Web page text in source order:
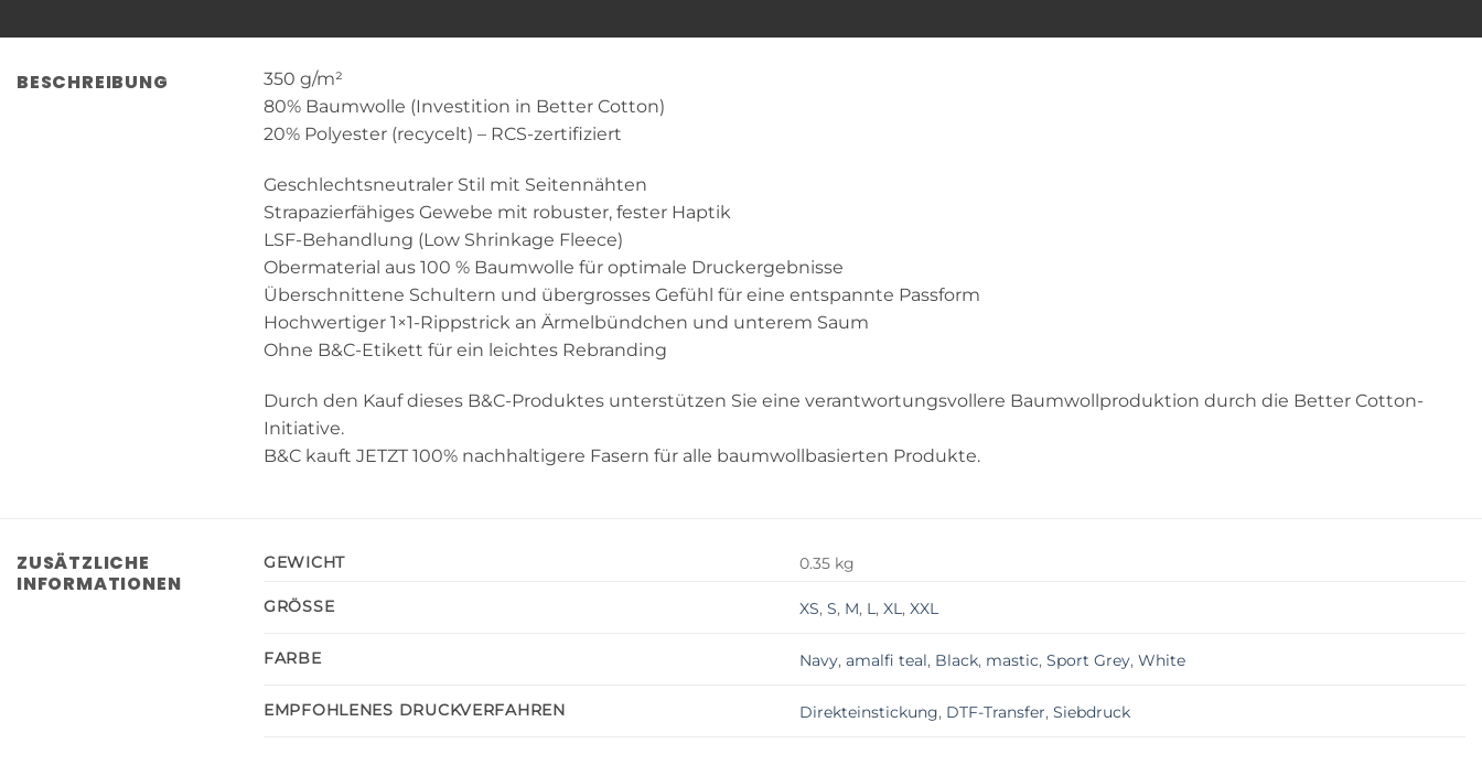
BESCHREIBUNG
350 g/m²
80% Baumwolle (Investition in Better Cotton)
20% Polyester (recycelt) – RCS-zertifiziert
Geschlechtsneutraler Stil mit Seitennähten
Strapazierfähiges Gewebe mit robuster, fester Haptik
LSF-Behandlung (Low Shrinkage Fleece)
Obermaterial aus 100 % Baumwolle für optimale Druckergebnisse
Überschnittene Schultern und übergrosses Gefühl für eine entspannte Passform
Hochwertiger 1×1-Rippstrick an Ärmelbündchen und unterem Saum
Ohne B&C-Etikett für ein leichtes Rebranding
Durch den Kauf dieses B&C-Produktes unterstützen Sie eine verantwortungsvollere Baumwollproduktion durch die Better Cotton-
Initiative.
B&C kauft JETZT 100% nachhaltigere Fasern für alle baumwollbasierten Produkte.
ZUSÄTZLICHE
INFORMATIONEN
GEWICHT 0.35 kg
GRÖSSE XS,S, M, L ,XL ,XXL
FARBE Navy,amalfi teal, Black, mastic,Sport Grey,White
EMPFOHLENES DRUCKVERFAHREN Direkteinstickung, DTF-Transfer,Siebdruck